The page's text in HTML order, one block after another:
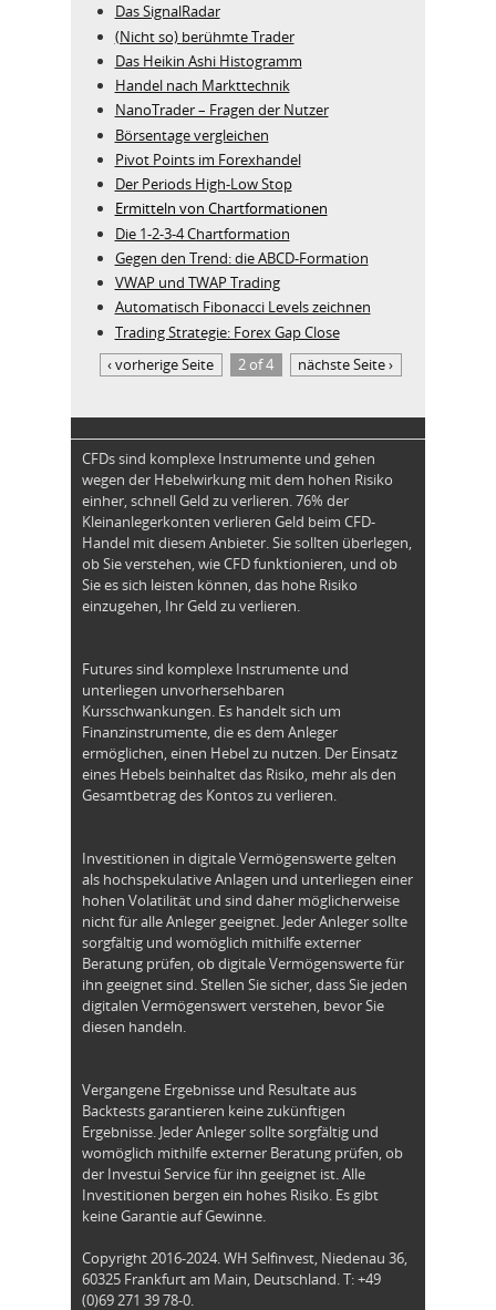
Das SignalRadar
(Nicht so) berühmte Trader
Das Heikin Ashi Histogramm
Handel nach Markttechnik
NanoTrader – Fragen der Nutzer
Börsentage vergleichen
Pivot Points im Forexhandel
Der Periods High-Low Stop
Ermitteln von Chartformationen
Die 1-2-3-4 Chartformation
Gegen den Trend: die ABCD-Formation
VWAP und TWAP Trading
Automatisch Fibonacci Levels zeichnen
Trading Strategie: Forex Gap Close
‹ vorherige Seite
2 of 4 nächste Seite ›
CFDs sind komplexe Instrumente und gehen
wegen der Hebelwirkung mit dem hohen Risiko
einher, schnell Geld zu verlieren. 76% der
Kleinanlegerkonten verlieren Geld beim CFD-
Handel mit diesem Anbieter. Sie sollten überlegen,
ob Sie verstehen, wie CFD funktionieren, und ob
Sie es sich leisten können, das hohe Risiko
einzugehen, Ihr Geld zu verlieren.
Futures sind komplexe Instrumente und
unterliegen unvorhersehbaren
Kursschwankungen. Es handelt sich um
Finanzinstrumente, die es dem Anleger
ermöglichen, einen Hebel zu nutzen. Der Einsatz
eines Hebels beinhaltet das Risiko, mehr als den
Gesamtbetrag des Kontos zu verlieren.
Investitionen in digitale Vermögenswerte gelten
als hochspekulative Anlagen und unterliegen einer
hohen Volatilität und sind daher möglicherweise
nicht für alle Anleger geeignet. Jeder Anleger sollte
sorgfältig und womöglich mithilfe externer
Beratung prüfen, ob digitale Vermögenswerte für
ihn geeignet sind. Stellen Sie sicher, dass Sie jeden
digitalen Vermögenswert verstehen, bevor Sie
diesen handeln.
Vergangene Ergebnisse und Resultate aus
Backtests garantieren keine zukünftigen
Ergebnisse. Jeder Anleger sollte sorgfältig und
womöglich mithilfe externer Beratung prüfen, ob
der Investui Service für ihn geeignet ist. Alle
Investitionen bergen ein hohes Risiko. Es gibt
keine Garantie auf Gewinne.
Copyright 2016-2024. WH Selfinvest, Niedenau 36,
60325 Frankfurt am Main, Deutschland. T: +49
(0)69 271 39 78-0.